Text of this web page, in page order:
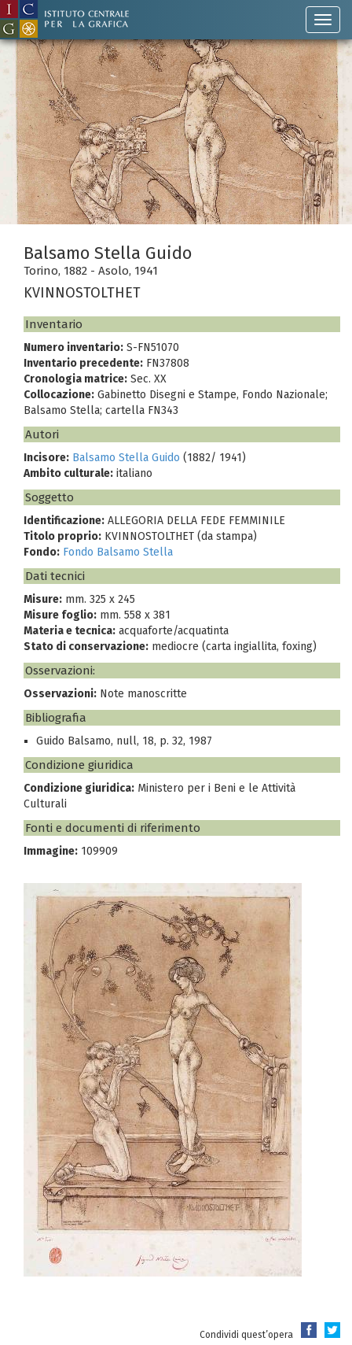
Balsamo Stella Guido
Torino, 1882 - Asolo, 1941
KVINNOSTOLTHET
Inventario
Numero inventario: S-FN51070
Inventario precedente: FN37808
Cronologia matrice: Sec. XX
Collocazione: Gabinetto Disegni e Stampe, Fondo Nazionale;
Balsamo Stella; cartella FN343
Autori
Incisore: Balsamo Stella Guido (1882/ 1941)
Ambito culturale: italiano
Soggetto
Identificazione: ALLEGORIA DELLA FEDE FEMMINILE
Titolo proprio: KVINNOSTOLTHET (da stampa)
Fondo: Fondo Balsamo Stella
Dati tecnici
Misure: mm. 325 x 245
Misure foglio: mm. 558 x 381
Materia e tecnica: acquaforte/acquatinta
Stato di conservazione: mediocre (carta ingiallita, foxing)
Osservazioni:
Osservazioni: Note manoscritte
Bibliografia
Guido Balsamo, null, 18, p. 32, 1987
Condizione giuridica
Condizione giuridica: Ministero per i Beni e le Attività
Culturali
Fonti e documenti di riferimento
Immagine: 109909
Condividi quest’opera